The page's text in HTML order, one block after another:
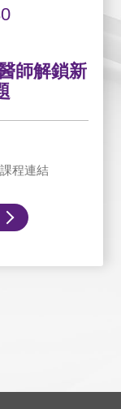
師解鎖新
程連結